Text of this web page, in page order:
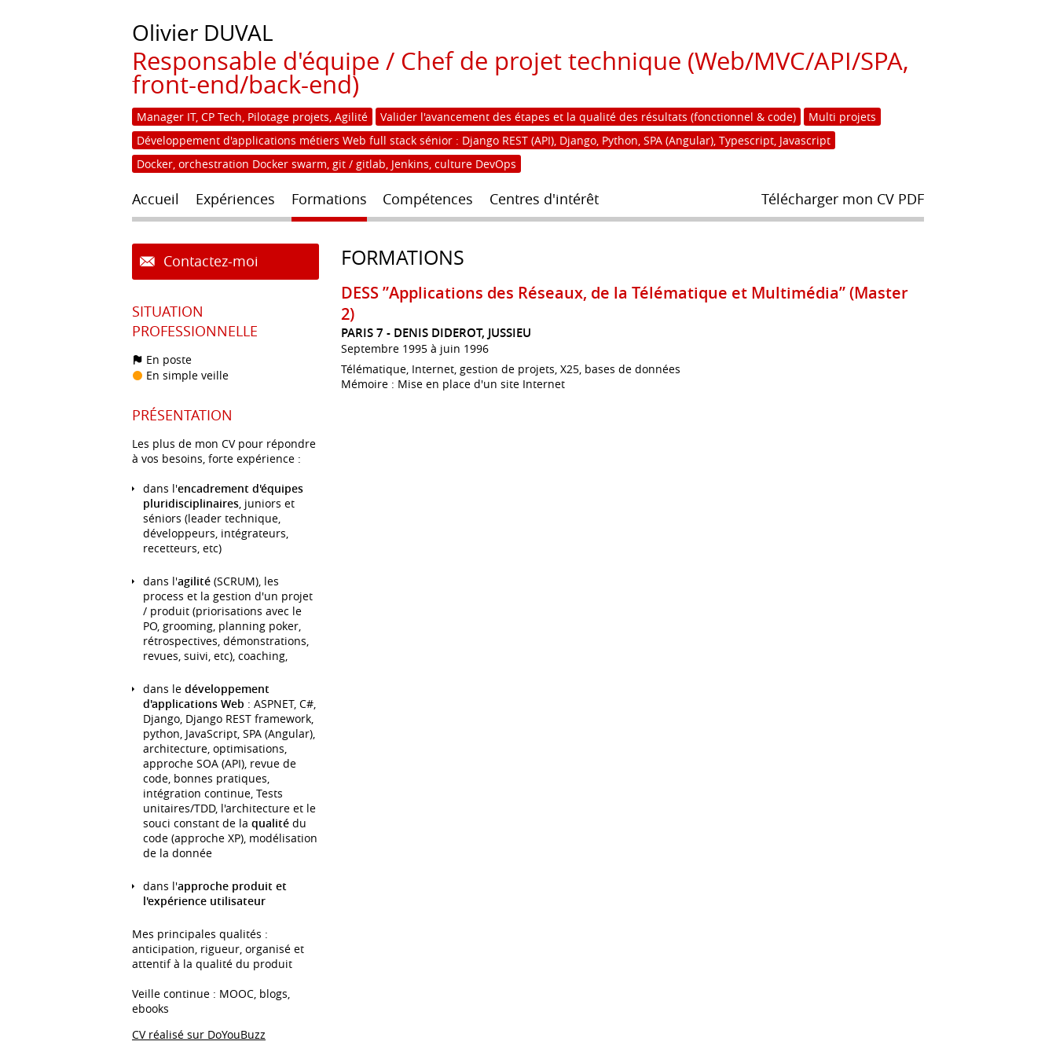
Olivier DUVAL
Responsable d'équipe / Chef de projet technique (Web/MVC/API/SPA,
front-end/back-end)
Manager IT, CP Tech, Pilotage projets, Agilité Valider l'avancement des étapes et la qualité des résultats (fonctionnel & code)
Multi projets
Développement d'applications métiers Web full stack sénior : Django REST (API), Django, Python, SPA (Angular), Typescript, Javascript
Docker, orchestration Docker swarm, git / gitlab, Jenkins, culture DevOps
Accueil Expériences Formations Compétences Centres d'intérêt Télécharger mon CV PDF
Contactez-moi
SITUATION
PROFESSIONNELLE
En poste
En simple veille
PRÉSENTATION
Les plus de mon CV pour répondre
à vos besoins, forte expérience :
dans l'encadrement d'équipes
pluridisciplinaires , juniors et
séniors (leader technique,
développeurs, intégrateurs,
recetteurs, etc)
dans l'agilité (SCRUM), les
process et la gestion d'un projet
/ produit (priorisations avec le
PO, grooming, planning poker,
rétrospectives, démonstrations,
revues, suivi, etc), coaching,
dans le développement
d'applications Web : ASPNET, C#,
Django, Django REST framework,
python, JavaScript, SPA (Angular),
architecture, optimisations,
approche SOA (API), revue de
code, bonnes pratiques,
intégration continue, Tests
unitaires/TDD, l'architecture et le
souci constant de la qualité du
code (approche XP), modélisation
de la donnée
dans l'approche produit et
l'expérience utilisateur
Mes principales qualités :
anticipation, rigueur, organisé et
attentif à la qualité du produit
Veille continue : MOOC, blogs,
ebooks
CV réalisé sur DoYouBuzz
FORMATIONS
DESS ”Applications des Réseaux, de la Télématique et Multimédia” (Master
2)
PARIS 7 - DENIS DIDEROT, JUSSIEU
Septembre 1995 à juin 1996
Télématique, Internet, gestion de projets, X25, bases de données
Mémoire : Mise en place d'un site Internet